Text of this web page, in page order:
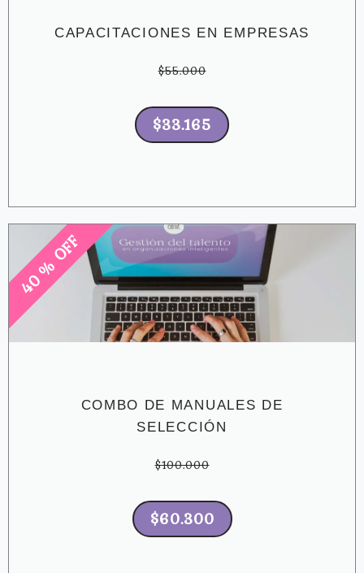
CAPACITACIONES EN EMPRESAS
$55.000
$33.165
COMBO DE MANUALES DE
SELECCIÓN
$100.000
$60.300
40 % OFF